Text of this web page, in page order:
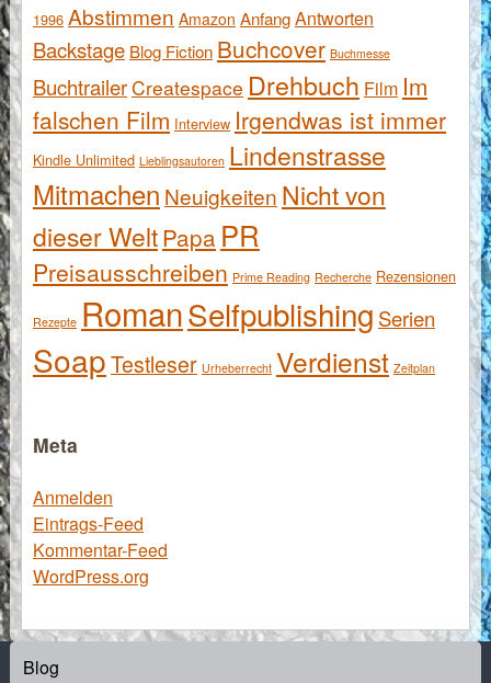
1996 Abstimmen Amazon AnfangAntworten
Backstage Blog Fiction Buchcover Buchmesse
BuchtrailerCreatespace Drehbuch Film Im
falschen Film Interview Irgendwas ist immer
Kindle Unlimited Lieblingsautoren Lindenstrasse
Mitmachen Neuigkeiten Nicht von
dieser WeltPapa PR
Preisausschreiben Prime Reading Recherche Rezensionen
Rezepte RomanSelfpublishing Serien
SoapTestleser Urheberrecht Verdienst Zeitplan
Meta
Anmelden
Eintrags-Feed
Kommentar-Feed
WordPress.org
Blog